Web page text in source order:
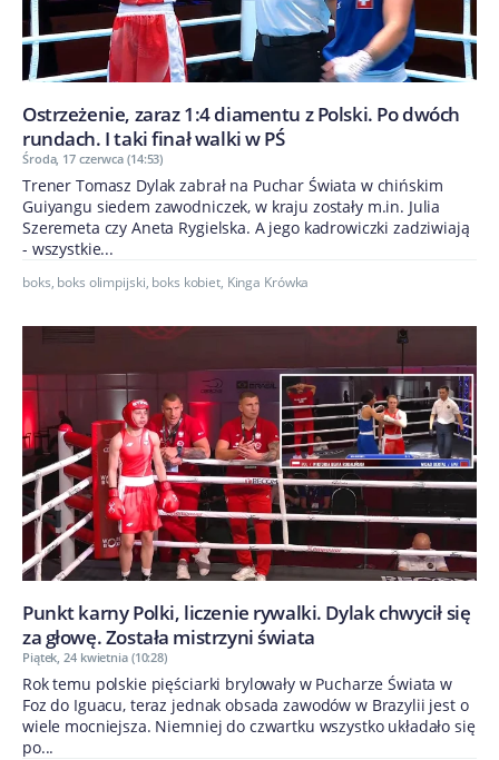
Ostrzeżenie, zaraz 1:4 diamentu z Polski. Po dwóch
rundach. I taki finał walki w PŚ
Środa, 17 czerwca (14:53)
Trener Tomasz Dylak zabrał na Puchar Świata w chińskim
Guiyangu siedem zawodniczek, w kraju zostały m.in. Julia
Szeremeta czy Aneta Rygielska. A jego kadrowiczki zadziwiają
- wszystkie...
boks, boks olimpijski, boks kobiet, Kinga Krówka
Punkt karny Polki, liczenie rywalki. Dylak chwycił się
za głowę. Została mistrzyni świata
Piątek, 24 kwietnia (10:28)
Rok temu polskie pięściarki brylowały w Pucharze Świata w
Foz do Iguacu, teraz jednak obsada zawodów w Brazylii jest o
wiele mocniejsza. Niemniej do czwartku wszystko układało się
po...